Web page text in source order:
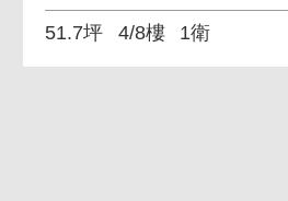
51.7坪 4/8樓 1衛